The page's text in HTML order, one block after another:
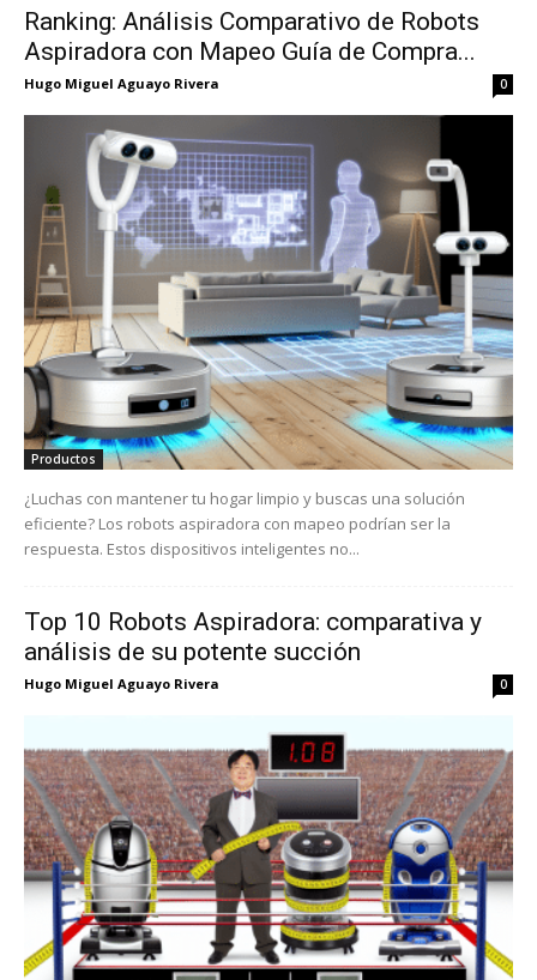
Ranking: Análisis Comparativo de Robots
Aspiradora con Mapeo Guía de Compra...
Hugo Miguel Aguayo Rivera 0
Productos
¿Luchas con mantener tu hogar limpio y buscas una solución
eficiente? Los robots aspiradora con mapeo podrían ser la
respuesta. Estos dispositivos inteligentes no...
Top 10 Robots Aspiradora: comparativa y
análisis de su potente succión
Hugo Miguel Aguayo Rivera 0